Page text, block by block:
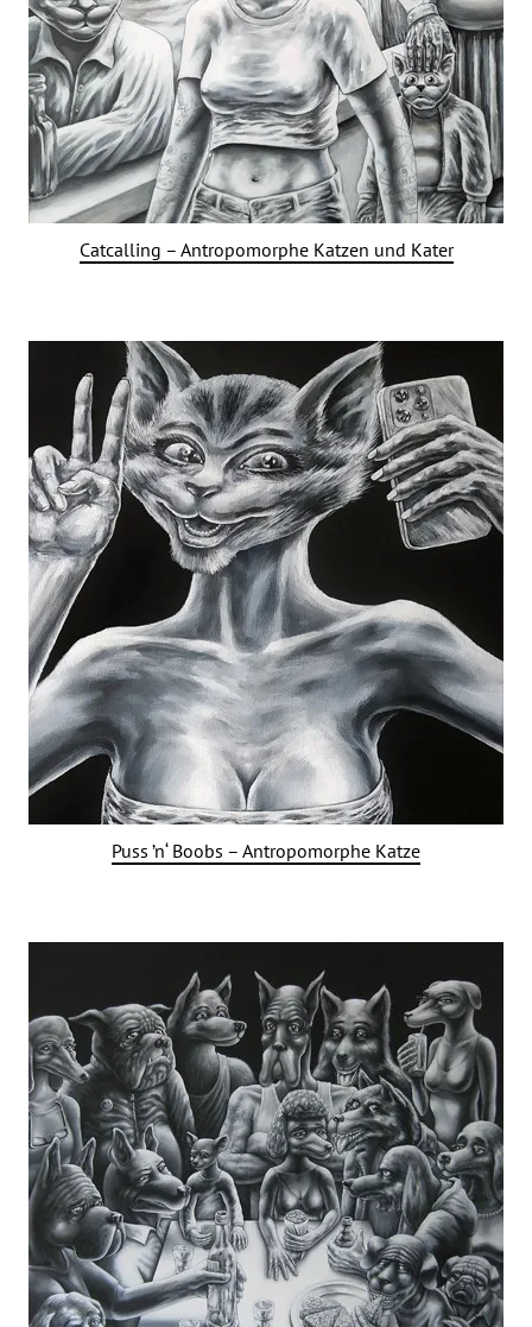
Catcalling – Antropomorphe Katzen und Kater
Puss ’n‘ Boobs – Antropomorphe Katze